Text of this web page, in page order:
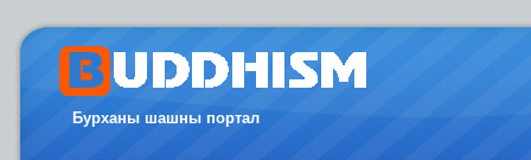
Бурханы шашны портал